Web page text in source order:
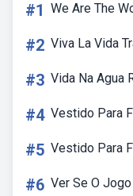
#1 We Are The
#2 Viva La Vida
#3 Vida Na Agua
#4 Vestido Para
#5 Vestido Para
#6 Ver Se O